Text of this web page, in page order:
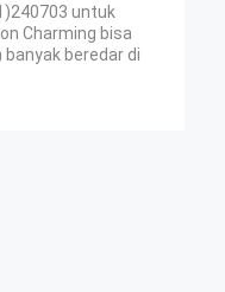
untuk
Charming bisa
beredar di